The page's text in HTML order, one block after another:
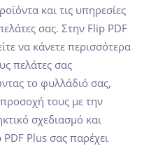
και τις υπηρεσίες
σας. Στην Flip PDF
να κάνετε περισσότερα
πελάτες σας
το φυλλάδιό σας,
τους με την
σχεδιασμό και
Plus σας παρέχει